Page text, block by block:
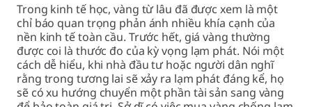
Trong kinh tế học, vàng từ lâu đã được xem là một
chỉ báo quan trọng phản ánh nhiều khía cạnh của
nền kinh tế toàn cầu. Trước hết, giá vàng thường
được coi là thước đo của kỳ vọng lạm phát. Nói một
cách dễ hiểu, khi nhà đầu tư hoặc người dân nghĩ
rằng trong tương lai sẽ xảy ra lạm phát đáng kể, họ
sẽ có xu hướng chuyển một phần tài sản sang vàng